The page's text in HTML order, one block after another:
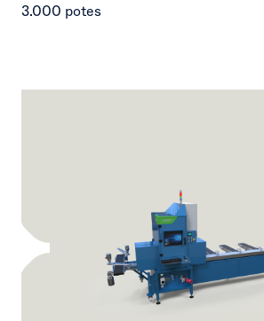
3.000 potes